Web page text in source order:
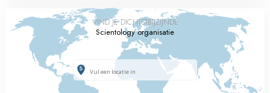
VIND JE DICHTSTBIJZIJNDE
Scientology organisatie